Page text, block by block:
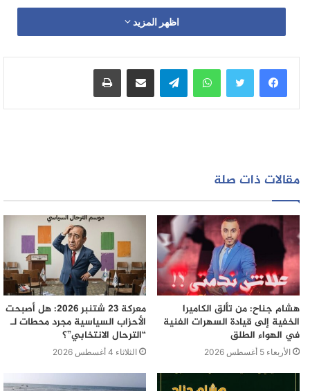
اظهر المزيد
واتساب تيلقرام مشاركة عبر البريد طباعة
مقالات ذات صلة
هشام جناح: من تألق الكاميرا
الخفية إلى قيادة السهرات الفنية
في الهواء الطلق
الأربعاء 5 أغسطس 2026
معركة 23 شتنبر 2026: هل أصبحت
الأحزاب السياسية مجرد محطات لـ
“الترحال الانتخابي”؟
الثلاثاء 4 أغسطس 2026